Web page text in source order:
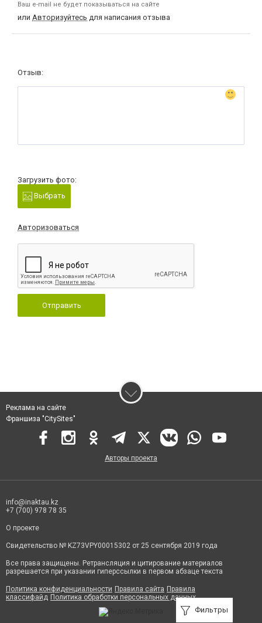
Ваш e-mail не будет показываться на сайте
или Авторизуйтесь для написания отзыва
Отзыв:
Загрузить фото:
Выбрать
Авторизоваться
Отправить
Фильтры
Реклама на сайте
Франшиза "CitySites"
Авторы проекта
info@inaktau.kz
+7 (700) 978 78 35
О проекте
Свидетельство № KZ73VPY00015302 от 25 сентября 2019 года
Все права защищены. Ретрансляция и цитирование материалов
разрешается при указании гиперссылки в первом абзаце текста
Политика конфиденциальности Правила сайта Правила
классифайд Политика обработки персональных данных